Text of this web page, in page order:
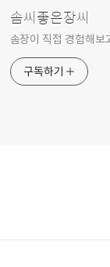
솜씨좋은장씨
솜장이 직접 경험해보
구독하기